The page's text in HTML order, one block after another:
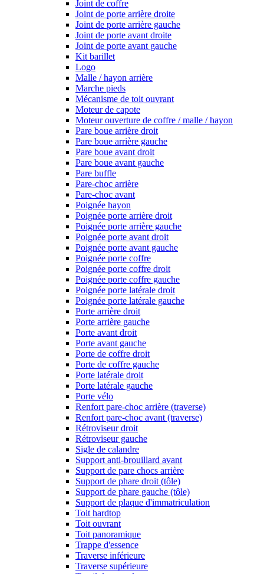
Joint de coffre
Joint de porte arrière droite
Joint de porte arrière gauche
Joint de porte avant droite
Joint de porte avant gauche
Kit barillet
Logo
Malle / hayon arrière
Marche pieds
Mécanisme de toit ouvrant
Moteur de capote
Moteur ouverture de coffre / malle / hayon
Pare boue arrière droit
Pare boue arrière gauche
Pare boue avant droit
Pare boue avant gauche
Pare buffle
Pare-choc arrière
Pare-choc avant
Poignée hayon
Poignée porte arrière droit
Poignée porte arrière gauche
Poignée porte avant droit
Poignée porte avant gauche
Poignée porte coffre
Poignée porte coffre droit
Poignée porte coffre gauche
Poignée porte latérale droit
Poignée porte latérale gauche
Porte arrière droit
Porte arrière gauche
Porte avant droit
Porte avant gauche
Porte de coffre droit
Porte de coffre gauche
Porte latérale droit
Porte latérale gauche
Porte vélo
Renfort pare-choc arrière (traverse)
Renfort pare-choc avant (traverse)
Rétroviseur droit
Rétroviseur gauche
Sigle de calandre
Support anti-brouillard avant
Support de pare chocs arrière
Support de phare droit (tôle)
Support de phare gauche (tôle)
Support de plaque d'immatriculation
Toit hardtop
Toit ouvrant
Toit panoramique
Trappe d'essence
Traverse inférieure
Traverse supérieure